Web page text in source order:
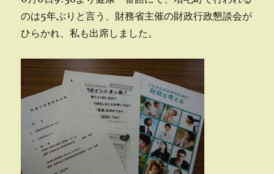
のは5年ぶりと言う、財務省主催の財政行政懇談会が
ひらかれ、私も出席しました。